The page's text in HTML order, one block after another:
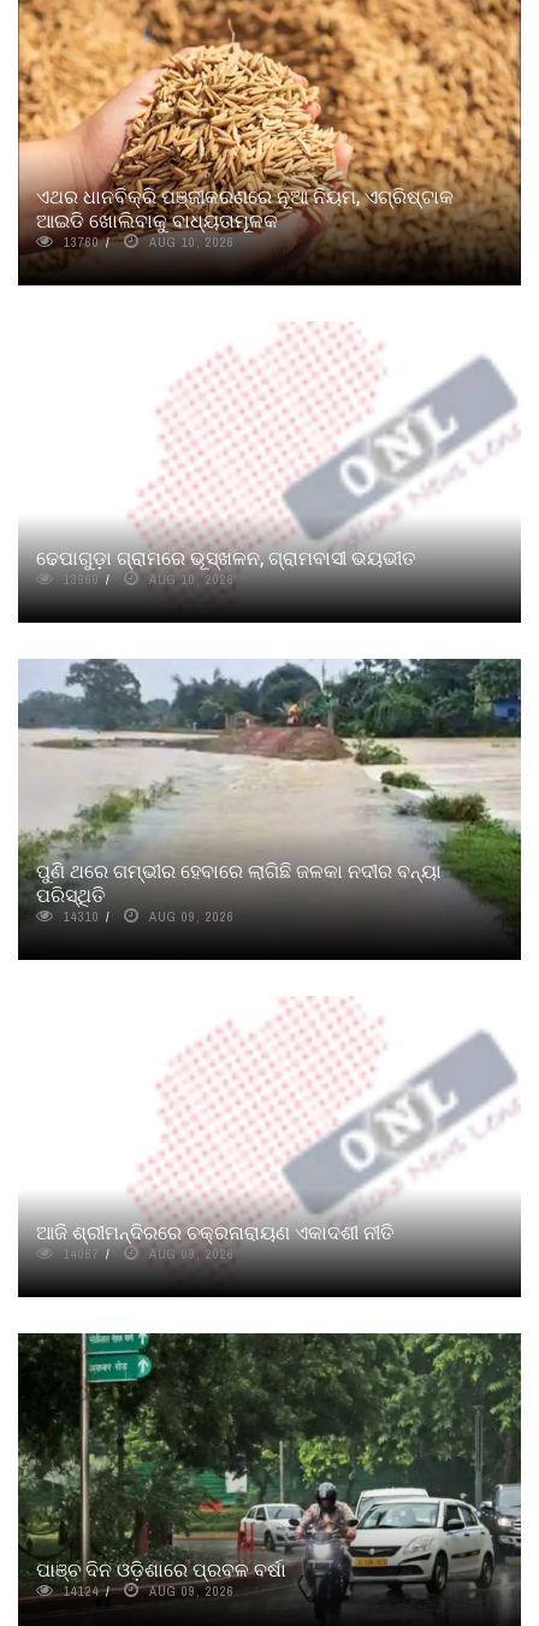
ଏଥର ଧାନବିକ୍ରି ପଞ୍ଜୀକରଣରେ ନୂଆ ନିୟମ, ଏଗ୍ରିଷ୍ଟାକ
ଆଇଡି ଖୋଲିବାକୁ ବାଧ୍ୟତାମୂଳକ
13760 AUG 10, 2026
ଢେପାଗୁଡ଼ା ଗ୍ରାମରେ ଭୂସ୍ଖଳନ, ଗ୍ରାମବାସୀ ଭୟଭୀତ
13960 AUG 10, 2026
ପୁଣି ଥରେ ଗମ୍ଭୀର ହେବାରେ ଲାଗିଛି ଜଳକା ନଦୀର ବନ୍ୟା
ପରିସ୍ଥିତି
14310 AUG 09, 2026
ଆଜି ଶ୍ରୀମନ୍ଦିରରେ ଚକ୍ରନାରାୟଣ ଏକାଦଶୀ ନୀତି
14067 AUG 09, 2026
ପାଞ୍ଚ ଦିନ ଓଡ଼ିଶାରେ ପ୍ରବଳ ବର୍ଷା
14124 AUG 09, 2026